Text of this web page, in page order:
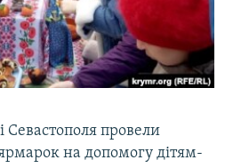
Севастополя провели
на допомогу дітям-